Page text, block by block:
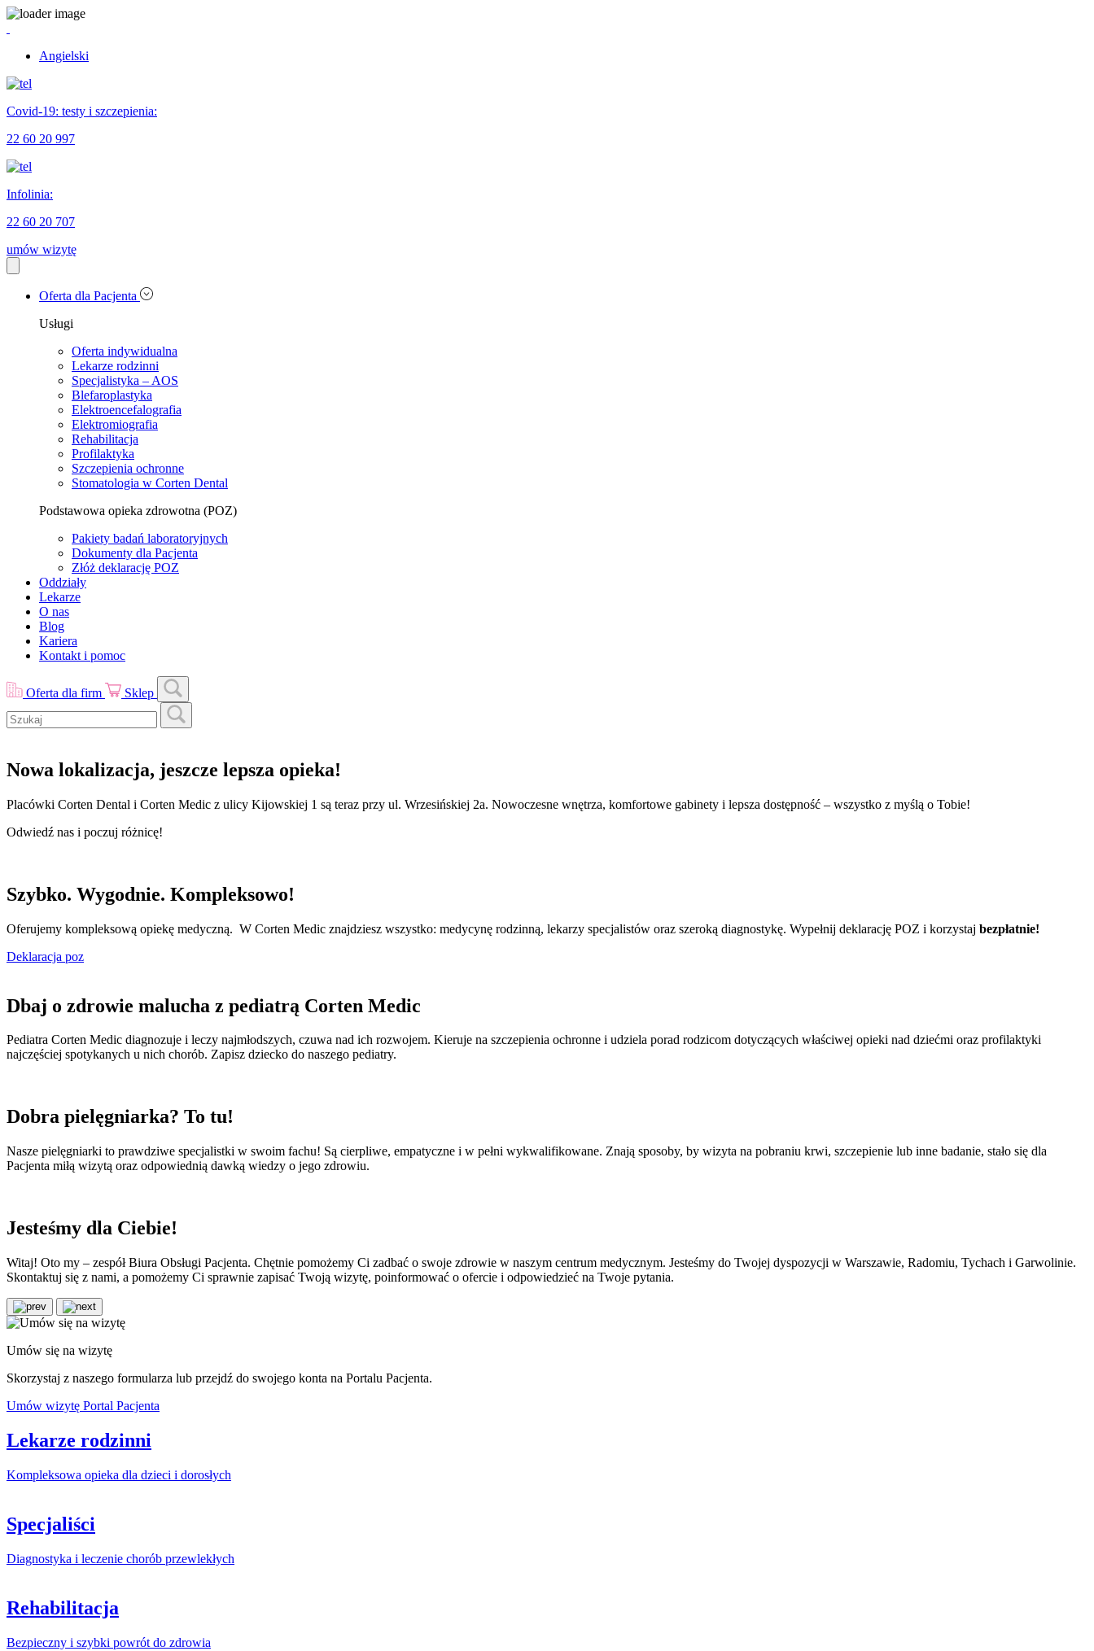
Angielski
Covid-19: testy i szczepienia:
22 60 20 997
Infolinia:
22 60 20 707
umów wizytę
Oferta dla Pacjenta
Usługi
Oferta indywidualna
Lekarze rodzinni
Specjalistyka – AOS
Blefaroplastyka
Elektroencefalografia
Elektromiografia
Rehabilitacja
Profilaktyka
Szczepienia ochronne
Stomatologia w Corten Dental
Podstawowa opieka zdrowotna (POZ)
Pakiety badań laboratoryjnych
Dokumenty dla Pacjenta
Złóż deklarację POZ
Oddziały
Lekarze
O nas
Blog
Kariera
Kontakt i pomoc
Oferta dla firm Sklep
Nowa lokalizacja, jeszcze lepsza opieka!
Placówki Corten Dental i Corten Medic z ulicy Kijowskiej 1 są teraz przy ul. Wrzesińskiej 2a. Nowoczesne wnętrza, komfortowe gabinety i lepsza dostępność – wszystko z myślą o Tobie!
Odwiedź nas i poczuj różnicę!
Szybko. Wygodnie. Kompleksowo!
Oferujemy kompleksową opiekę medyczną. W Corten Medic znajdziesz wszystko: medycynę rodzinną, lekarzy specjalistów oraz szeroką diagnostykę. Wypełnij deklarację POZ i korzystaj bezpłatnie!
Deklaracja poz
Dbaj o zdrowie malucha z pediatrą Corten Medic
Pediatra Corten Medic diagnozuje i leczy najmłodszych, czuwa nad ich rozwojem. Kieruje na szczepienia ochronne i udziela porad rodzicom dotyczących właściwej opieki nad dziećmi oraz profilaktyki
najczęściej spotykanych u nich chorób. Zapisz dziecko do naszego pediatry.
Dobra pielęgniarka? To tu!
Nasze pielęgniarki to prawdziwe specjalistki w swoim fachu! Są cierpliwe, empatyczne i w pełni wykwalifikowane. Znają sposoby, by wizyta na pobraniu krwi, szczepienie lub inne badanie, stało się dla
Pacjenta miłą wizytą oraz odpowiednią dawką wiedzy o jego zdrowiu.
Jesteśmy dla Ciebie!
Witaj! Oto my – zespół Biura Obsługi Pacjenta. Chętnie pomożemy Ci zadbać o swoje zdrowie w naszym centrum medycznym. Jesteśmy do Twojej dyspozycji w Warszawie, Radomiu, Tychach i Garwolinie.
Skontaktuj się z nami, a pomożemy Ci sprawnie zapisać Twoją wizytę, poinformować o ofercie i odpowiedzieć na Twoje pytania.
Umów się na wizytę
Skorzystaj z naszego formularza lub przejdź do swojego konta na Portalu Pacjenta.
Umów wizytę Portal Pacjenta
Lekarze rodzinni
Kompleksowa opieka dla dzieci i dorosłych
Specjaliści
Diagnostyka i leczenie chorób przewlekłych
Rehabilitacja
Bezpieczny i szybki powrót do zdrowia